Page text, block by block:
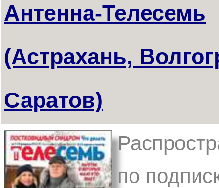
Антенна-Телесемь
(Астрахань,
Саратов)
по